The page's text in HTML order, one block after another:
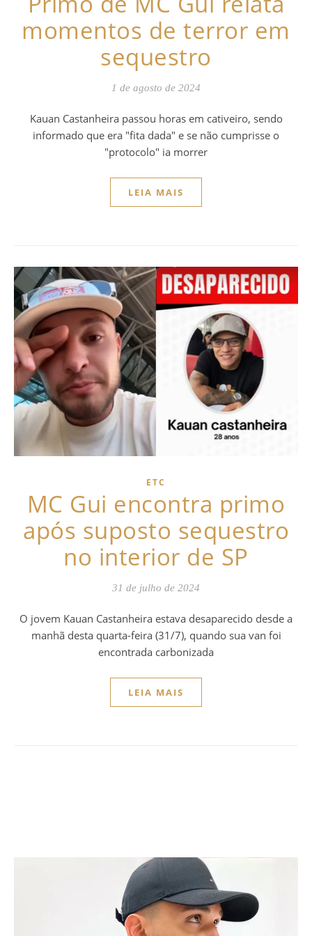
momentos de terror em
sequestro
1 de agosto de 2024
Kauan Castanheira passou horas em cativeiro, sendo
informado que era "fita dada" e se não cumprisse o
"protocolo" ia morrer
LEIA MAIS
ETC
MC Gui encontra primo
após suposto sequestro
no interior de SP
31 de julho de 2024
O jovem Kauan Castanheira estava desaparecido desde a
manhã desta quarta-feira (31/7), quando sua van foi
encontrada carbonizada
LEIA MAIS